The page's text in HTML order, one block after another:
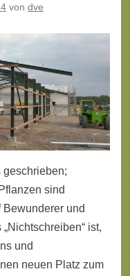
von dve
geschrieben;
sind
und
ist,
und
neuen Platz zum